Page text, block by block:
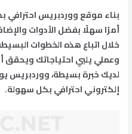
بناء موقع ووردبريس احترافي
أمرًا سهلًا بفضل الأدوات
خلال اتباع هذه الخطوات
وعملي يلبي احتياجاتك
لديك خبرة بسيطة، ووردبريس
إلكتروني احترافي بكل سهولة.